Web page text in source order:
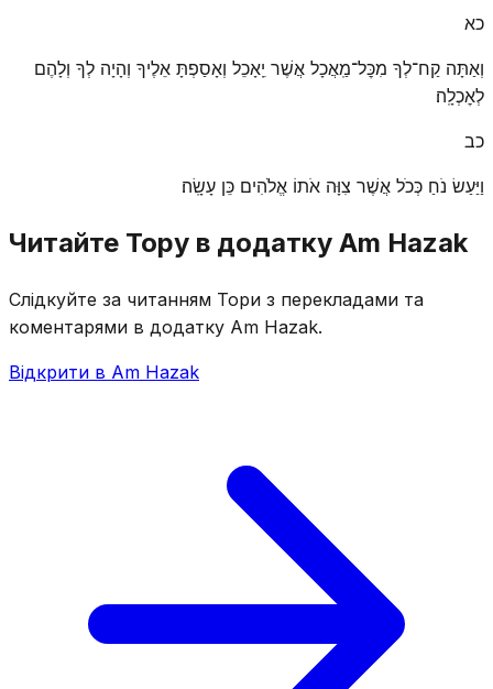
כא
וְאַתָּה קַח־לְךָ מִכׇּל־מַֽאֲכָל אֲשֶׁר יֵֽאָכֵל וְאָסַפְתָּ אֵלֶיךָ וְהָיָה לְךָ וְלָהֶם
לְאׇכְלָֽה׃
כב
וַיַּעַשׂ נֹחַ כְּכֹל אֲשֶׁר צִוָּה אֹתוֹ אֱלֹהִים כֵּן עָשָֽׂה׃
Читайте Тору в додатку Am Hazak
Слідкуйте за читанням Тори з перекладами та
коментарями в додатку Am Hazak.
Відкрити в Am Hazak